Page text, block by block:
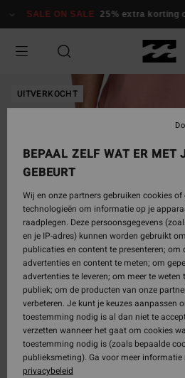
naar
SALE ON SALE 25% extra korting
UITVERKOCHT
BEPAAL ZELF WAT ER MET
GEBEURT
Wij en onze partners gebruiken cookies
technologieën om informatie op je
raadplegen. Deze persoonsgegevens
en je IP-adres) kunnen worden gebruikt
publicaties en content te presenteren; om
advertenties en content te meten; om
advertenties te leveren; om meer te weten
publiek; om de producten van onze
verbeteren. Je kunt je keuzes aanpassen
toestemming nodig is al dan niet te
verzetten wanneer het gaat om cookies
toestemming nodig is (zoals bepaalde
publieksmeting). Ga voor meer
privacybeleid